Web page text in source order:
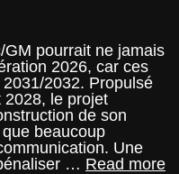
pourrait ne jamais
2026, car ces
2032. Propulsé
2028, le projet
de son
beaucoup
Une
… Read more